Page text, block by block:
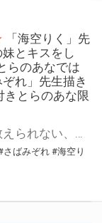
「海空りく」先
とキスをし
らのあなでは
れ」先生描き
きとらのあな限
さばみぞれ#海空り